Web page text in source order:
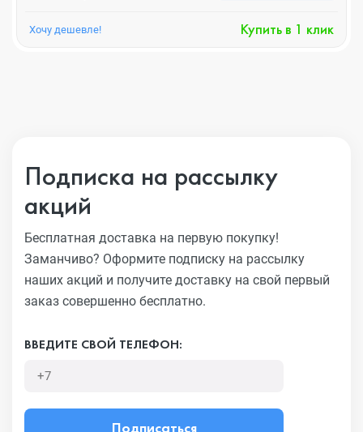
Хочу дешевле! Купить в 1 клик
Подписка на рассылку
акций
Бесплатная доставка на первую покупку!
Заманчиво? Оформите подписку на рассылку
наших акций и получите доставку на свой первый
заказ совершенно бесплатно.
ВВЕДИТЕ СВОЙ ТЕЛЕФОН:
Подписаться